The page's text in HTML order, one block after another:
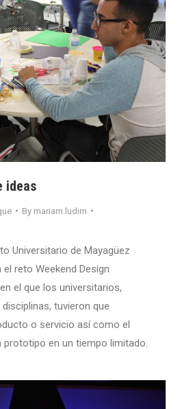
ideas
By mariam.ludim
Universitario de Mayagüez
reto Weekend Design
el que los universitarios,
tuvieron que
o servicio así como el
prototipo en un tiempo limitado.